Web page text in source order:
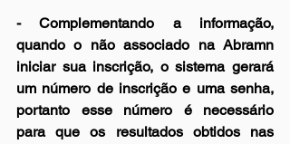
- Complementando a informação,
quando o não associado na Abramn
iniciar sua inscrição, o sistema gerará
um número de inscrição e uma senha,
portanto esse número é necessário
para que os resultados obtidos nas